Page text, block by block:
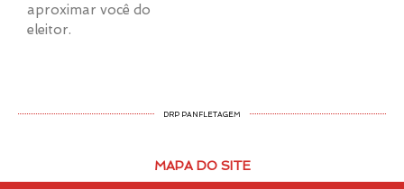
aproximar você do
eleitor.
DRP PANFLETAGEM
MAPA DO SITE